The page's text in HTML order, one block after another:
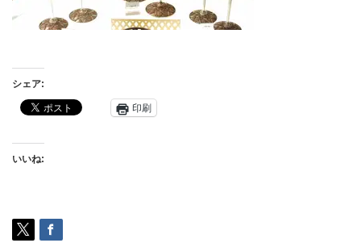
シェア:
印刷
いいね: